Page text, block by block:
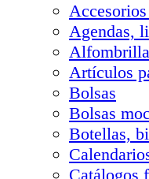
Agendas,
Artículos
Bolsas
Bolsas
Botellas,
Catálogos